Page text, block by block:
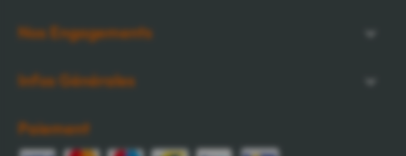
Nos Engagements
Infos Générales
Paiement